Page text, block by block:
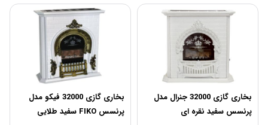
بخاری گازی 32000 جنرال مدل
پرنسس سفید نقره ای
بخاری گازی 32000 فیکو مدل
پرنسس FIKO سفید طلایی